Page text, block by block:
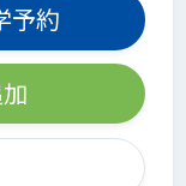
予約